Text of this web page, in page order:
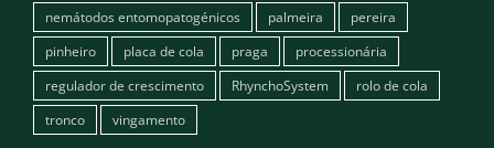
nemátodos entomopatogénicos
palmeira
pereira
pinheiro
placa de cola praga
processionária
regulador de crescimento
RhynchoSystem
rolo de cola
tronco
vingamento